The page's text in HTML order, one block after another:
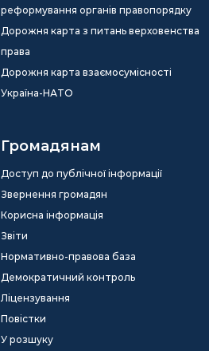
реформування органів правопорядку
Дорожня карта з питань верховенства
права
Дорожня карта взаємосумісності
Україна-НАТО
Громадянам
Доступ до публічної інформації
Звернення громадян
Корисна інформація
Звіти
Нормативно-правова база
Демократичний контроль
Ліцензування
Повістки
У розшуку